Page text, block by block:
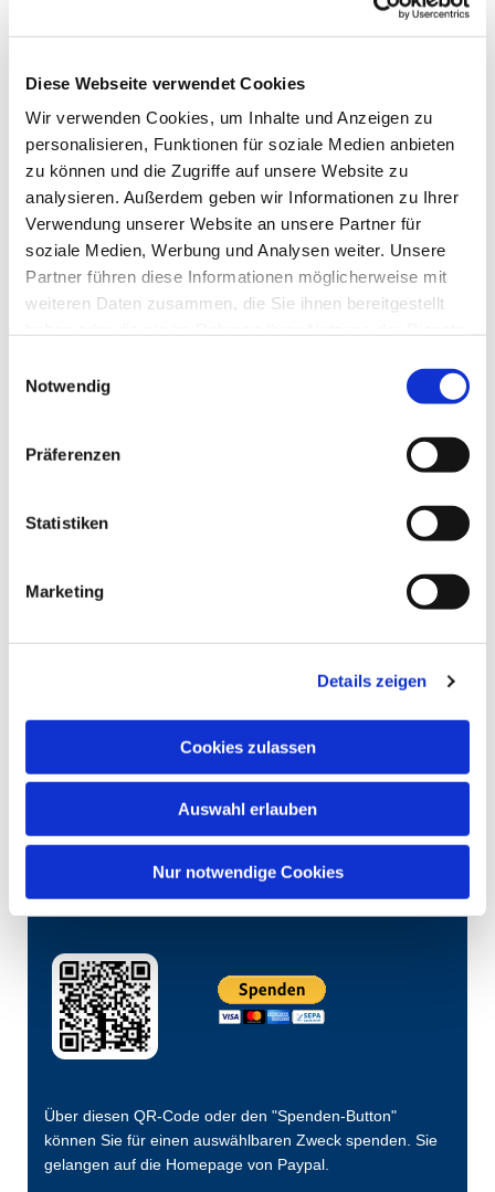
Diese Webseite verwendet Cookies
Wir verwenden Cookies, um Inhalte und Anzeigen zu
personalisieren, Funktionen für soziale Medien anbieten
zu können und die Zugriffe auf unsere Website zu
analysieren. Außerdem geben wir Informationen zu Ihrer
Verwendung unserer Website an unsere Partner für
soziale Medien, Werbung und Analysen weiter. Unsere
Partner führen diese Informationen möglicherweise mit
weiteren Daten zusammen, die Sie ihnen bereitgestellt
Notwendig
Präferenzen
Statistiken
Marketing
Details zeigen
Cookies zulassen
Auswahl erlauben
Nur notwendige Cookies
Dies könnte Sie auch
interessieren
Über diesen QR-Code oder den "Spenden-Button"
können Sie für einen auswählbaren Zweck spenden. Sie
gelangen auf die Homepage von Paypal.